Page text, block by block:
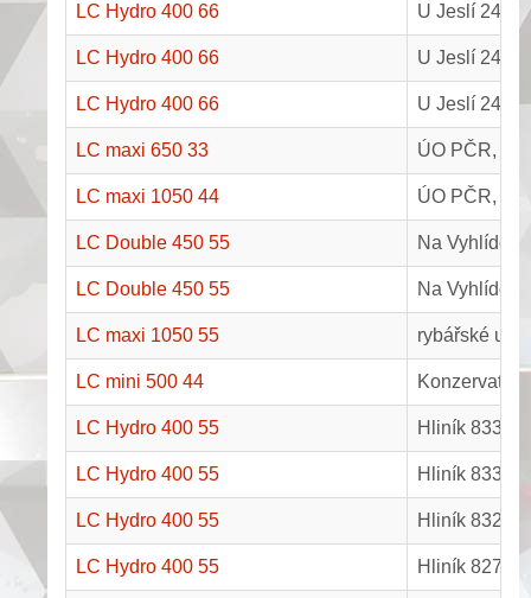
LC Hydro 400 66 U Jeslí 241,
LC Hydro 400 66 U Jeslí 244,
LC Hydro 400 66 U Jeslí 243,
LC maxi 650 33 ÚO PČR, B,
LC maxi 1050 44 ÚO PČR,
LC Double 450 55 Na Vyhlídce
LC Double 450 55 Na Vyhlídce
LC maxi 1050 55 rybářské
LC mini 500 44 Konzervatoř
LC Hydro 400 55 Hliník 833,
LC Hydro 400 55 Hliník 833,
LC Hydro 400 55 Hliník 832,
LC Hydro 400 55 Hliník 827,